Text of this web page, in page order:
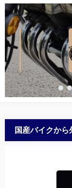
国産バイクから